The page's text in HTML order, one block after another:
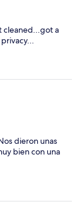
cleaned...got a
dieron unas
bien con una